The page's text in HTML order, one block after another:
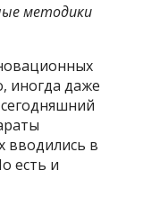
методики
иногда даже
вводились в
есть и